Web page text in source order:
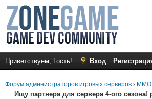
Приветствуем, Гость! Вход
Форум администраторов игровых серверов › MMO
Ищу партнера для сервера 4-ого сезона!